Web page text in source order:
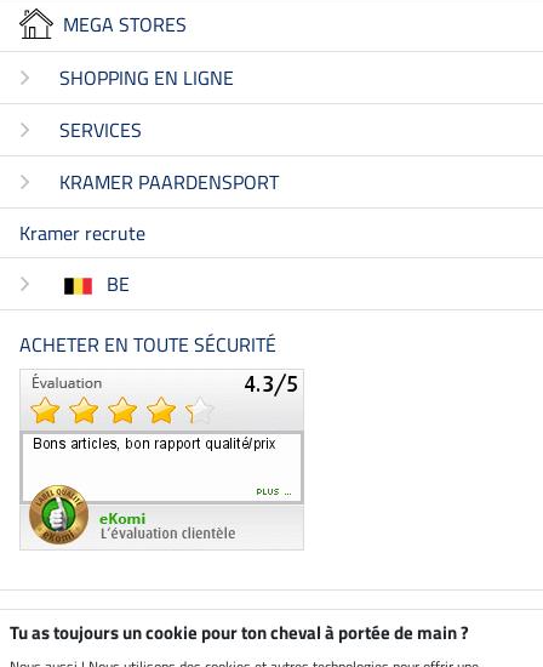
MEGA STORES
SHOPPING EN LIGNE
SERVICES
KRAMER PAARDENSPORT
Kramer recrute
BE
ACHETER EN TOUTE SÉCURITÉ
Boutique climatiquement
neutre
Tu as toujours un cookie pour ton cheval à portée de main ?